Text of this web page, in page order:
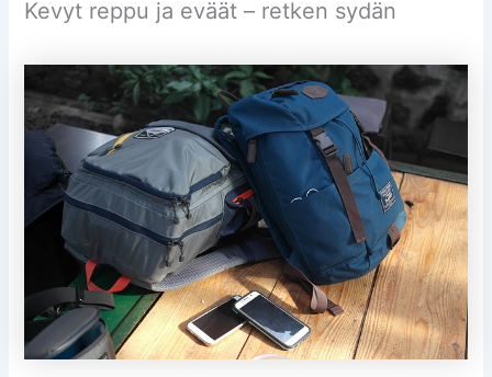
Kevyt reppu ja eväät – retken sydän